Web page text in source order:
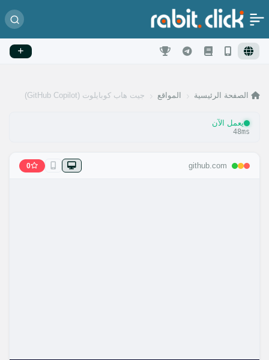
الصفحة الرئيسية المواقع جيت هاب كوبايلوت (GitHub Copilot)
يعمل الآن
48ms
github.com
0